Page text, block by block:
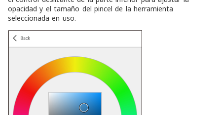
opacidad y el tamaño del pincel de la herramienta
seleccionada en uso.